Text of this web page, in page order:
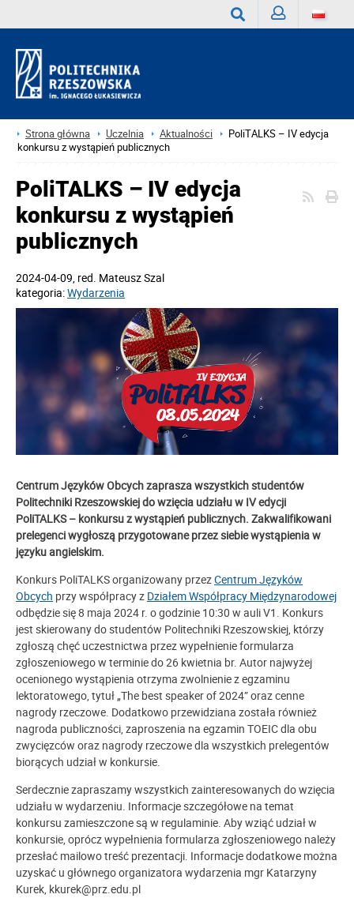
Strona główna Uczelnia Aktualności
PoliTALKS – IV edycja
konkursu z wystąpień publicznych
PoliTALKS – IV edycja
konkursu z wystąpień
publicznych
2024-04-09, red. Mateusz Szal
kategoria:Wydarzenia
Centrum Języków Obcych zaprasza wszystkich studentów
Politechniki Rzeszowskiej do wzięcia udziału w IV edycji
PoliTALKS – konkursu z wystąpień publicznych. Zakwalifikowani
prelegenci wygłoszą przygotowane przez siebie wystąpienia w
języku angielskim.
Konkurs PoliTALKS organizowany przezCentrum Języków
Obcych przy współpracy z Działem Współpracy Międzynarodowej
odbędzie się 8 maja 2024 r. o godzinie 10:30 w auli V1. Konkurs
jest skierowany do studentów Politechniki Rzeszowskiej, którzy
zgłoszą chęć uczestnictwa przez wypełnienie formularza
zgłoszeniowego w terminie do 26 kwietnia br. Autor najwyżej
ocenionego wystąpienia otrzyma zwolnienie z egzaminu
lektoratowego, tytuł „The best speaker of 2024” oraz cenne
nagrody rzeczowe. Dodatkowo przewidziana została również
nagroda publiczności, zaproszenia na egzamin TOEIC dla obu
zwycięzców oraz nagrody rzeczowe dla wszystkich prelegentów
biorących udział w konkursie.
Serdecznie zapraszamy wszystkich zainteresowanych do wzięcia
udziału w wydarzeniu. Informacje szczegółowe na temat
konkursu zamieszczone są w regulaminie. Aby wziąć udział w
konkursie, oprócz wypełnienia formularza zgłoszeniowego należy
przesłać mailowo treść prezentacji. Informacje dodatkowe można
uzyskać u głównego organizatora wydarzenia mgr Katarzyny
Kurek, kkurek@prz.edu.pl